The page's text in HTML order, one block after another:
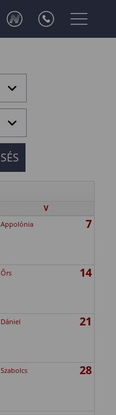
V
Appolónia 7
Őrs 14
Dániel 21
Szabolcs 28